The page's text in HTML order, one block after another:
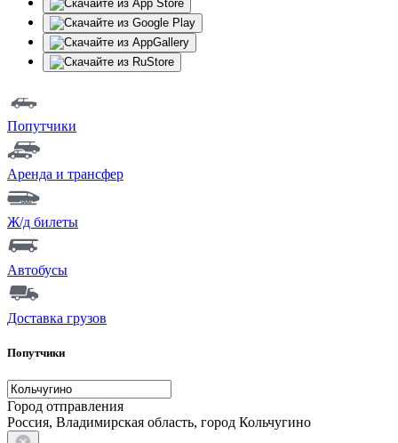
Попутчики
Аренда и трансфер
Ж/д билеты
Автобусы
Доставка грузов
Попутчики
Город отправления
Россия, Владимирская область, город Кольчугино